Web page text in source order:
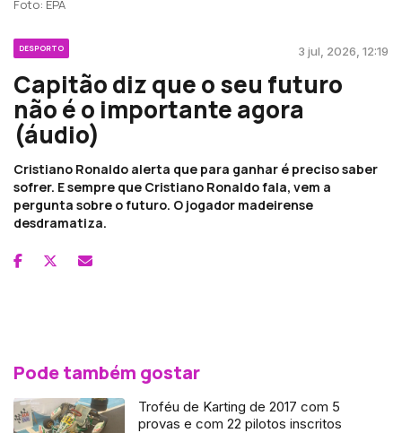
Foto: EPA
DESPORTO 3 jul, 2026, 12:19
Capitão diz que o seu futuro
não é o importante agora
(áudio)
Cristiano Ronaldo alerta que para ganhar é preciso saber
sofrer. E sempre que Cristiano Ronaldo fala, vem a
pergunta sobre o futuro. O jogador madeirense
desdramatiza.
Pode também gostar
Troféu de Karting de 2017 com 5
provas e com 22 pilotos inscritos